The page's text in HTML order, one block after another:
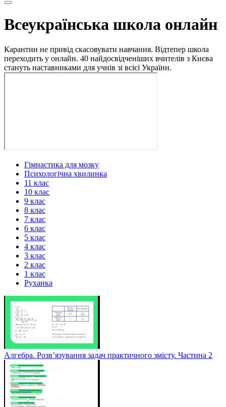
Всеукраїнська школа онлайн
Карантин не привід скасовувати навчання. Відтепер школа
переходить у онлайн. 40 найдосвідченіших вчителів з Києва
стануть наставниками для учнів зі всієї України.
Гімнастика для мозку
Психологічна хвилинка
11 клас
10 клас
9 клас
8 клас
7 клас
6 клас
5 клас
4 клас
3 клас
2 клас
1 клас
Руханка
Алгебра. Розв’язування задач практичного змісту. Частина 2